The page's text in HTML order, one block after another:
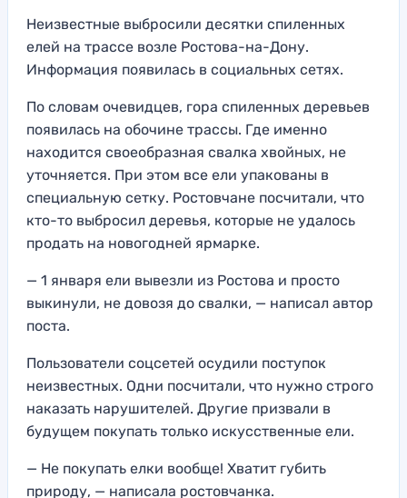
Неизвестные выбросили десятки спиленных
елей на трассе возле Ростова-на-Дону.
Информация появилась в социальных сетях.
По словам очевидцев, гора спиленных деревьев
появилась на обочине трассы. Где именно
находится своеобразная свалка хвойных, не
уточняется. При этом все ели упакованы в
специальную сетку. Ростовчане посчитали, что
кто-то выбросил деревья, которые не удалось
продать на новогодней ярмарке.
— 1 января ели вывезли из Ростова и просто
выкинули, не довозя до свалки, — написал автор
поста.
Пользователи соцсетей осудили поступок
неизвестных. Одни посчитали, что нужно строго
наказать нарушителей. Другие призвали в
будущем покупать только искусственные ели.
— Не покупать елки вообще! Хватит губить
природу, — написала ростовчанка.